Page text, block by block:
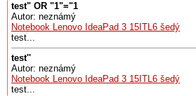
test" OR "1"="1
Autor: neznámý
Notebook Lenovo IdeaPad 3 15ITL6 šedý
test...
test''
Autor: neznámý
Notebook Lenovo IdeaPad 3 15ITL6 šedý
test...